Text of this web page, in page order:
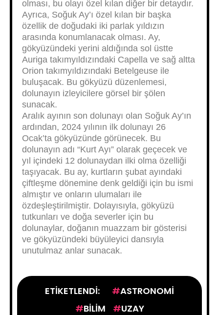
olması, bu olayı özel kılan diğer bir detaydır.
Ayrıca, Soğuk Ay’ı özel kılan bir başka
özellik de doğudaki iki parlak yıldızın
arasında konumlanacak olması. Ay,
gökyüzündeki yerini aldığında sol üstte
Auriga takımyıldızındaki Capella ve sağ altta
Orion takımyıldızındaki Betelgeuse ile
buluşacak. Bu gökyüzü düzenlemesi,
dolunayın izleyicilere görsel bir şölen
sunacak.
Aralık ayının son dolunayı olan Soğuk Ay’ın
ardından, 2024 yılının ilk dolunayı 26
Ocak’ta gökyüzünde görünecek. Bu
dolunayın adı “Kurt Ayı” olarak geçecek ve
yıl içindeki 12 dolunaydan ilki olma özelliği
taşıyacak. Bu ay, kurtların şubat ayındaki
çiftleşme dönemine denk geldiği için bu ismi
almıştır ve onların ulumaları ile
özdeşleştirilmiştir. Dolayısıyla, gökyüzü
tutkunları ve doğa severler için bu
dolunaylar, doğanın muazzam bir gösterisi
ve gökyüzündeki büyüleyici dansıyla
unutulmaz anlar sunacak.
ETIKETLENDI:
ASTRONOMI
BILIM
UZAY